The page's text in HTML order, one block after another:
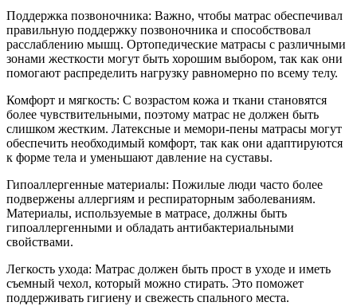
Поддержка позвоночника: Важно, чтобы матрас обеспечивал
правильную поддержку позвоночника и способствовал
расслаблению мышц. Ортопедические матрасы с различными
зонами жесткости могут быть хорошим выбором, так как они
помогают распределить нагрузку равномерно по всему телу.
Комфорт и мягкость: С возрастом кожа и ткани становятся
более чувствительными, поэтому матрас не должен быть
слишком жестким. Латексные и мемори-пены матрасы могут
обеспечить необходимый комфорт, так как они адаптируются
к форме тела и уменьшают давление на суставы.
Гипоаллергенные материалы: Пожилые люди часто более
подвержены аллергиям и респираторным заболеваниям.
Материалы, используемые в матрасе, должны быть
гипоаллергенными и обладать антибактериальными
свойствами.
Легкость ухода: Матрас должен быть прост в уходе и иметь
съемный чехол, который можно стирать. Это поможет
поддерживать гигиену и свежесть спального места.